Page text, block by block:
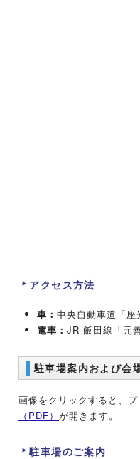
アクセス方法
車： 中央自動車道「
電車： JR 飯田線「元
駐車場案内および会
画像をクリックすると、
（PDF） が開きます。
駐車場のご案内